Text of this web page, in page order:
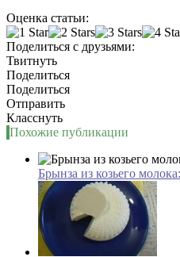
Оценка статьи:
Поделиться с друзьями:
Твитнуть
Поделиться
Поделиться
Отправить
Класснуть
Похожие публикации
Брынза из козьего